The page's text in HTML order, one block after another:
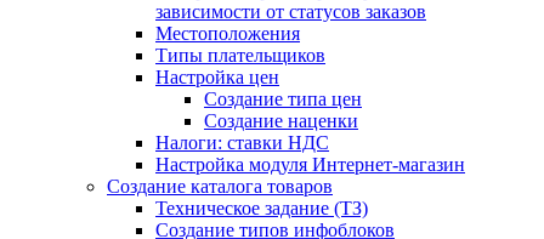
зависимости от статусов заказов
Местоположения
Типы плательщиков
Настройка цен
Создание типа цен
Создание наценки
Налоги: ставки НДС
Настройка модуля Интернет-магазин
Создание каталога товаров
Техническое задание (ТЗ)
Создание типов инфоблоков